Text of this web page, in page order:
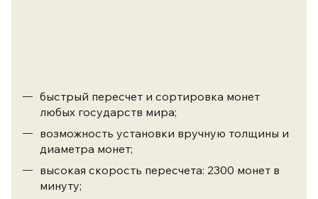
быстрый пересчет и сортировка монет
любых государств мира;
возможность установки вручную толщины и
диаметра монет;
высокая скорость пересчета: 2300 монет в
минуту;